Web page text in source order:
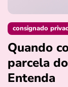
consignado
Quando
parcela
Entenda